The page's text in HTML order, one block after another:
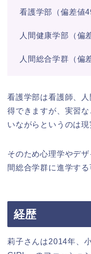
看護学部（偏差値
人間健康学部（偏
人間総合学群（偏
看護学部は看護師、
得できますが、実習
いながらというのは現
そのため心理学やデ
間総合学群に進学す
経歴
莉子さんは2014年、